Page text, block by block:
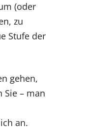
(oder
zu
Stufe der
gehen,
Sie – man
an.